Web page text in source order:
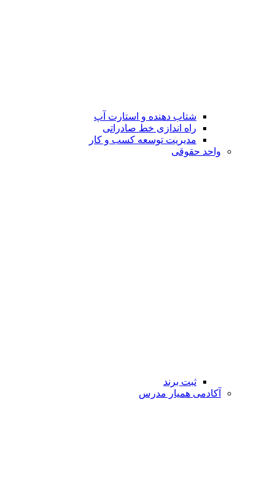
شتاب دهنده و استارت آپ
راه اندازی خط صادراتی
مدیریت توسعه کسب و کار
واحد حقوقی
ثبت برند
آکادمی همیار مدرس